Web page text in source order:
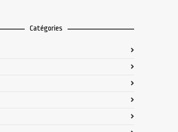
Catégories